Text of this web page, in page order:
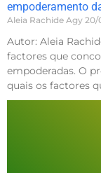
empoderamento
Aleia Rachide Agy 20/
Autor: Aleia
factores que
empoderadas. O
quais os factores